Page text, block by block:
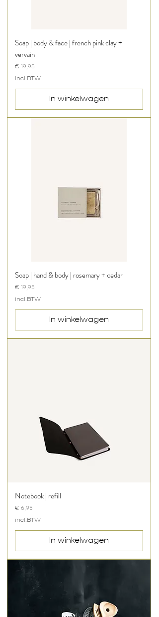
Soap | body & face | french pink clay +
vervain
Prijs
€ 19,95
incl.BTW
In winkelwagen
Soap | hand & body | rosemary + cedar
Prijs
€ 19,95
incl.BTW
In winkelwagen
Notebook | refill
Prijs
€ 6,95
incl.BTW
In winkelwagen